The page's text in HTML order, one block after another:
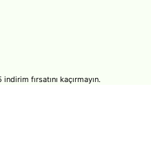
fırsatını kaçırmayın.